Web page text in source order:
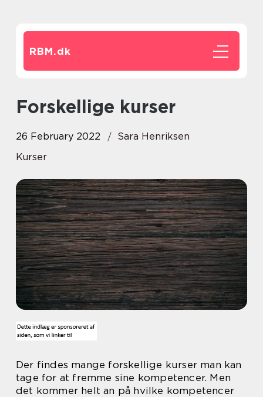
RBM.dk
Forskellige kurser
26 February 2022
Sara Henriksen
Kurser
Der findes mange forskellige kurser man kan
tage for at fremme sine kompetencer. Men
det kommer helt an på hvilke kompetencer